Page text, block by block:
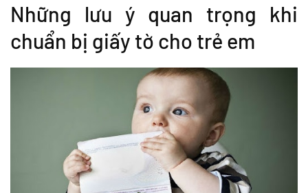
Những lưu ý quan trọng khi
chuẩn bị giấy tờ cho trẻ em